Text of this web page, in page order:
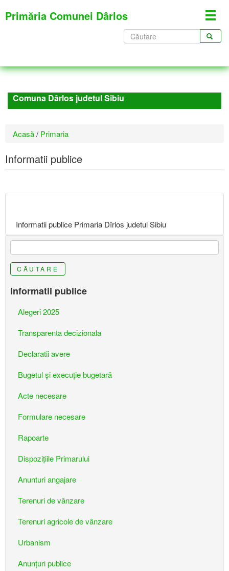
Primăria Comunei Dârlos
Formular
de
Comuna Dârlos judetul Sibiu
Eşti
aici
Acasă/ Primaria
Informatii publice
Informatii publice Primaria Dîrlos judetul Sibiu
CĂUTARE
Informatii publice
Alegeri 2025
Transparenta decizionala
Declaratii avere
Bugetul şi execuţie bugetară
Acte necesare
Formulare necesare
Rapoarte
Dispozițiile Primarului
Anunturi angajare
Terenuri de vânzare
Terenuri agricole de vânzare
Urbanism
Anunțuri publice